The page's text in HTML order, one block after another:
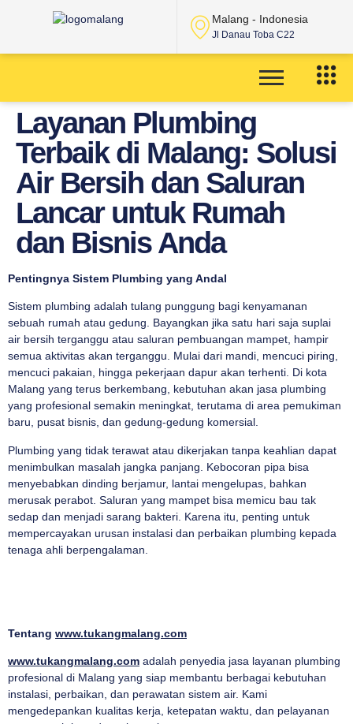
Malang - Indonesia
Jl Danau Toba C22
Layanan Plumbing
Terbaik di Malang: Solusi
Air Bersih dan Saluran
Lancar untuk Rumah
dan Bisnis Anda
Pentingnya Sistem Plumbing yang Andal
Sistem plumbing adalah tulang punggung bagi kenyamanan
sebuah rumah atau gedung. Bayangkan jika satu hari saja suplai
air bersih terganggu atau saluran pembuangan mampet, hampir
semua aktivitas akan terganggu. Mulai dari mandi, mencuci piring,
mencuci pakaian, hingga pekerjaan dapur akan terhenti. Di kota
Malang yang terus berkembang, kebutuhan akan jasa plumbing
yang profesional semakin meningkat, terutama di area pemukiman
baru, pusat bisnis, dan gedung-gedung komersial.
Plumbing yang tidak terawat atau dikerjakan tanpa keahlian dapat
menimbulkan masalah jangka panjang. Kebocoran pipa bisa
menyebabkan dinding berjamur, lantai mengelupas, bahkan
merusak perabot. Saluran yang mampet bisa memicu bau tak
sedap dan menjadi sarang bakteri. Karena itu, penting untuk
mempercayakan urusan instalasi dan perbaikan plumbing kepada
tenaga ahli berpengalaman.
Tentang www.tukangmalang.com
www.tukangmalang.com adalah penyedia jasa layanan plumbing
profesional di Malang yang siap membantu berbagai kebutuhan
instalasi, perbaikan, dan perawatan sistem air. Kami
mengedepankan kualitas kerja, ketepatan waktu, dan pelayanan